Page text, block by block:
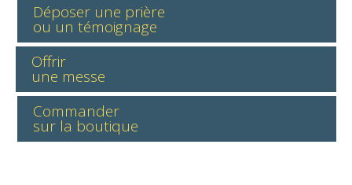
Déposer une prière
ou un témoignage
Offrir
une messe
Commander
sur la boutique